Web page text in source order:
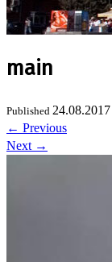
main
Published 24.08.2017
← Previous
Next →